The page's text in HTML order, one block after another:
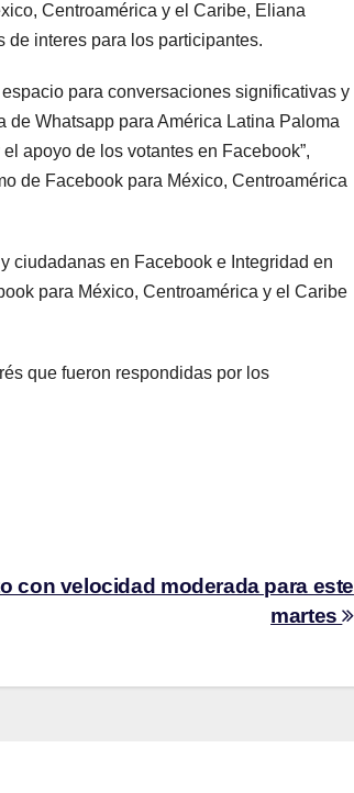
Centroamérica y el Caribe, Eliana
de interes para los participantes.
para conversaciones significativas y
de Whatsapp para América Latina Paloma
apoyo de los votantes en Facebook”,
de Facebook para México, Centroamérica
ciudadanas en Facebook e Integridad en
para México, Centroamérica y el Caribe
que fueron respondidas por los
con velocidad moderada para este
martes